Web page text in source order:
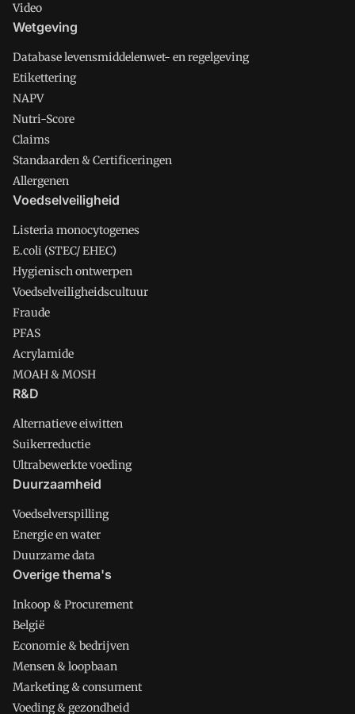
Video
Wetgeving
Database levensmiddelenwet- en regelgeving
Etikettering
NAPV
Nutri-Score
Claims
Standaarden & Certificeringen
Allergenen
Voedselveiligheid
Listeria monocytogenes
E.coli (STEC/ EHEC)
Hygienisch ontwerpen
Voedselveiligheidscultuur
Fraude
PFAS
Acrylamide
MOAH & MOSH
R&D
Alternatieve eiwitten
Suikerreductie
Ultrabewerkte voeding
Duurzaamheid
Voedselverspilling
Energie en water
Duurzame data
Overige thema's
Inkoop & Procurement
België
Economie & bedrijven
Mensen & loopbaan
Marketing & consument
Voeding & gezondheid